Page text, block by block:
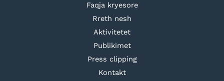
Faqja kryesore
Rreth nesh
Aktivitetet
Publikimet
Press clipping
Kontakt